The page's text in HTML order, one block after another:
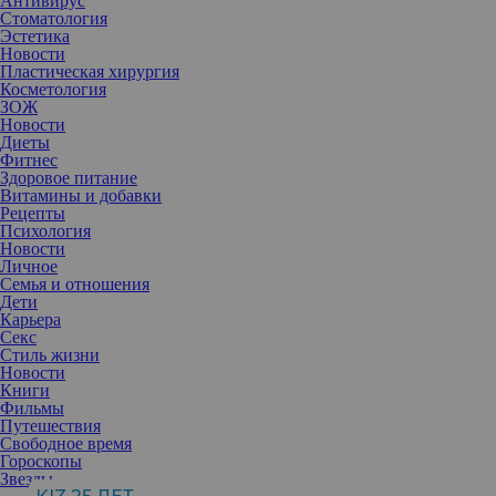
Стоматология
Эстетика
Новости
Пластическая хирургия
Косметология
ЗОЖ
Новости
Диеты
Фитнес
Здоровое питание
Витамины и добавки
Рецепты
Психология
Новости
Личное
Семья и отношения
Дети
Карьера
Секс
Стиль жизни
Новости
Книги
Фильмы
Путешествия
Свободное время
Гороскопы
Звезды
Мы всегда находимся в поисках интересных трендов в макияже.
Последняя тенденция захватывает наши ленты: космический
мейкап.